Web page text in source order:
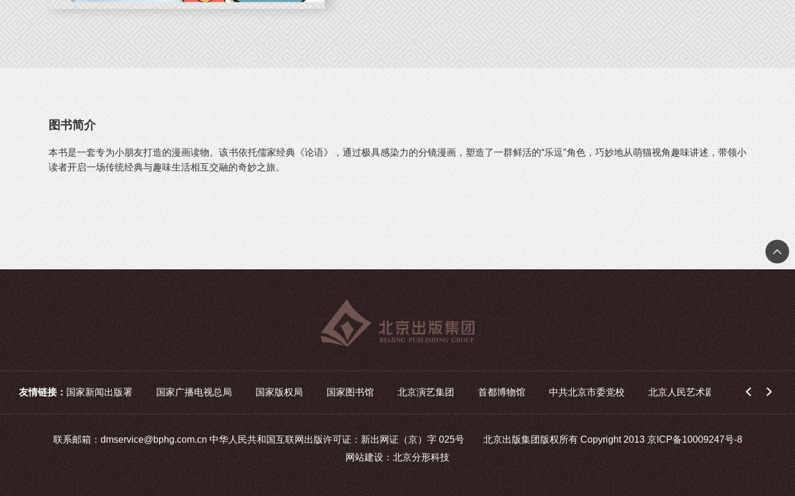
图书简介
本书是一套专为小朋友打造的漫画读物。该书依托儒家经典《论语》，通过极具感染力的分镜漫画，塑造了一群鲜活的“乐逗”角色，巧妙地从萌猫视角趣味讲述，带领小
读者开启一场传统经典与趣味生活相互交融的奇妙之旅。
友情链接： 国家新闻出版署 国家广播电视总局 国家版权局 国家图书馆 北京演艺集团 首都博物馆 中共北京市委党校 北京人民艺术剧院 中国华录
联系邮箱：dmservice@bphg.com.cn 中华人民共和国互联网出版许可证：新出网证（京）字 025号 北京出版集团版权所有 Copyright 2013京ICP备10009247号-8
网站建设 ： 北京分形科技